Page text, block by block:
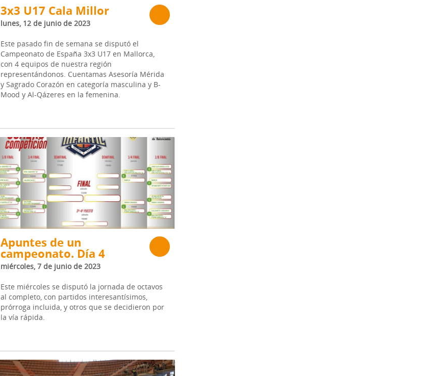
3x3 U17 Cala Millor
lunes, 12 de junio de 2023
Este pasado fin de semana se disputó el
Campeonato de España 3x3 U17 en Mallorca,
con 4 equipos de nuestra región
representándonos. Cuentamas Asesoría Mérida
y Sagrado Corazón en categoría masculina y B-
Mood y Al-Qázeres en la femenina.
Apuntes de un
campeonato. Día 4
miércoles, 7 de junio de 2023
Este miércoles se disputó la jornada de octavos
al completo, con partidos interesantísimos,
prórroga incluida, y otros que se decidieron por
la vía rápida.